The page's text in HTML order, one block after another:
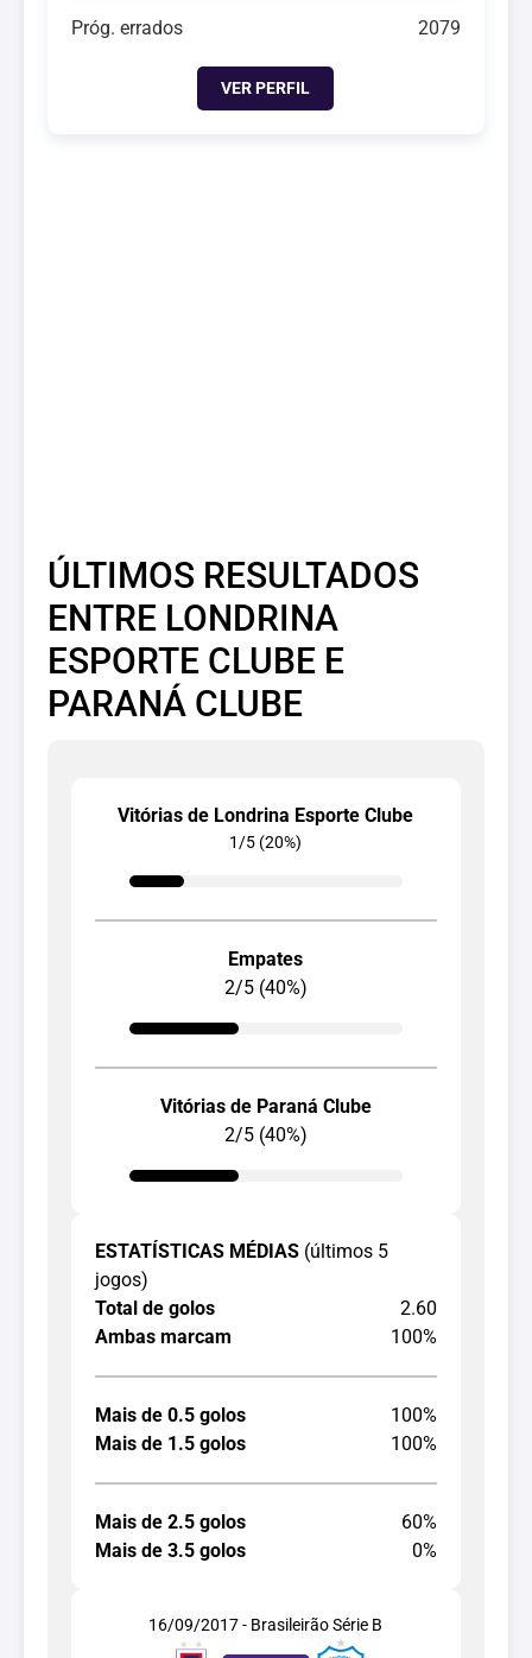
Próg. errados 2079
VER PERFIL
ÚLTIMOS RESULTADOS
ENTRE LONDRINA
ESPORTE CLUBE E
PARANÁ CLUBE
Vitórias de Londrina Esporte Clube
1/5 (20%)
Empates
2/5 (40%)
Vitórias de Paraná Clube
2/5 (40%)
ESTATÍSTICAS MÉDIAS (últimos 5
jogos)
Total de golos
2.60
Ambas marcam
100%
Mais de 0.5 golos
100%
Mais de 1.5 golos
100%
Mais de 2.5 golos
60%
Mais de 3.5 golos
0%
16/09/2017 - Brasileirão Série B